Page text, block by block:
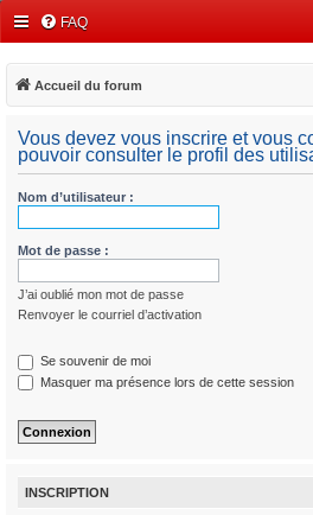
FAQ
Accueil du forum
Vous devez vous inscrire et vous
pouvoir consulter le profil des
Nom d’utilisateur :
Mot de passe :
J’ai oublié mon mot de passe
Renvoyer le courriel d’activation
Se souvenir de moi
Masquer ma présence lors de cette session
INSCRIPTION